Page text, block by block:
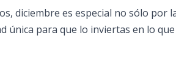
diciembre es especial no sólo
única para que lo inviertas en lo